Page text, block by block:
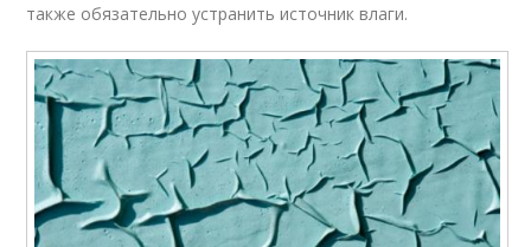
также обязательно устранить источник влаги.